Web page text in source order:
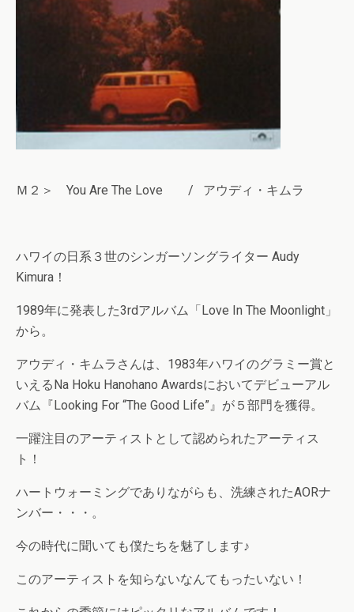
Ｍ２＞ You Are The Love / アウディ・キムラ
ハワイの日系３世のシンガーソングライター Audy
Kimura！
1989年に発表した3rdアルバム「Love In The Moonlight」
から。
アウディ・キムラさんは、1983年ハワイのグラミー賞と
いえるNa Hoku Hanohano Awardsにおいてデビューアル
バム『Looking For “The Good Life”』が５部門を獲得。
一躍注目のアーティストとして認められたアーティス
ト！
ハートウォーミングでありながらも、洗練されたAORナ
ンバー・・・。
今の時代に聞いても僕たちを魅了します♪
このアーティストを知らないなんてもったいない！